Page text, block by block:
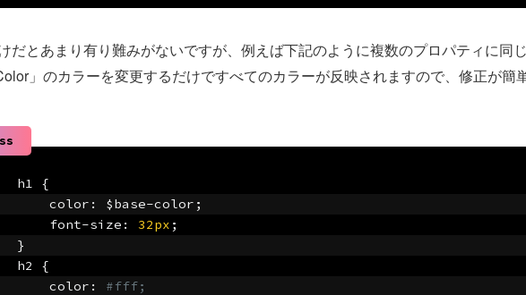
だとあまり有り難みがないですが、例えば下記のように複数のプロパティに同
」のカラーを変更するだけですべてのカラーが反映されますので、修正が簡
h1
{
color
: $base-color ;
font
-size : 32px ;
}
h2
{
color
:
#fff;